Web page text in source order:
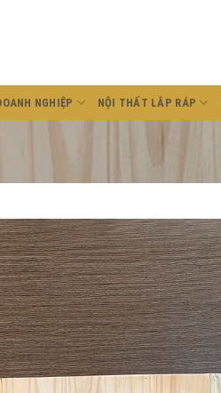
NGHIỆP NỘI THẤT LẮP RÁP